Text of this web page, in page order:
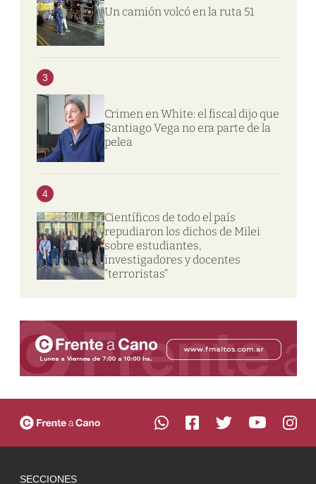
Un camión volcó en la ruta 51
3
Crimen en White: el fiscal dijo que
Santiago Vega no era parte de la
pelea
4
Científicos de todo el país
repudiaron los dichos de Milei
sobre estudiantes,
investigadores y docentes
“terroristas”
SECCIONES